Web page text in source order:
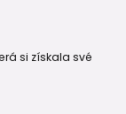
si získala své